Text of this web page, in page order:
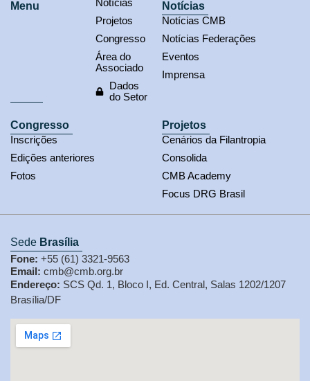
Menu
Projetos
Congresso
Área do
Associado
Dados
do Setor
Notícias
Notícias CMB
Notícias Federações
Eventos
Imprensa
Congresso
Inscrições
Edições anteriores
Fotos
Projetos
Cenários da Filantropia
Consolida
CMB Academy
Focus DRG Brasil
Sede Brasília
Fone: +55 (61) 3321-9563
Email: cmb@cmb.org.br
Endereço: SCS Qd. 1, Bloco I, Ed. Central, Salas 1202/1207
Brasília/DF